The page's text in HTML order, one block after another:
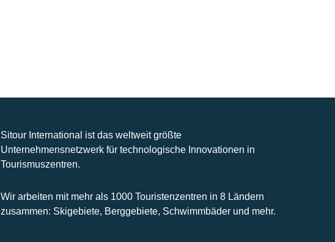
Sitour International ist das weltweit größte
Unternehmensnetzwerk für technologische Innovationen in
Tourismuszentren.
Wir arbeiten mit mehr als 1000 Touristenzentren in 8 Ländern
zusammen: Skigebiete, Berggebiete, Schwimmbäder und mehr.